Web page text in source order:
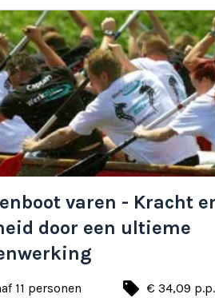
varen - Kracht
door een ultieme
11 personen local_offer € 34,09